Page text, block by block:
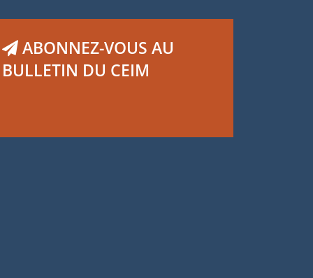
ABONNEZ-VOUS AU
BULLETIN DU CEIM